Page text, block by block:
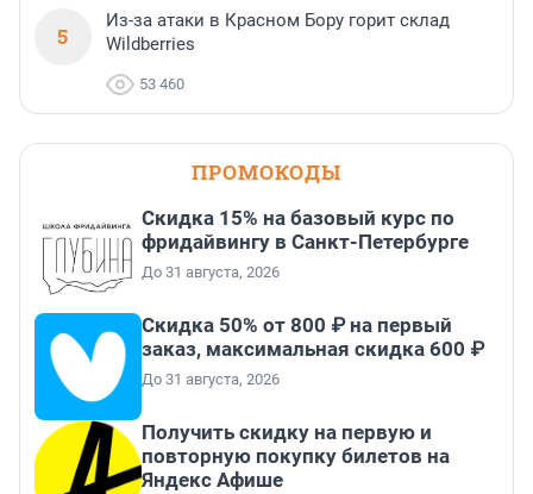
5
Из-за атаки в Красном Бору горит склад
Wildberries
53 460
ПРОМОКОДЫ
Скидка 15% на базовый курс по
фридайвингу в Санкт-Петербурге
До 31 августа, 2026
Скидка 50% от 800 ₽ на первый
заказ, максимальная скидка 600 ₽
До 31 августа, 2026
Получить скидку на первую и
повторную покупку билетов на
Яндекс Афише